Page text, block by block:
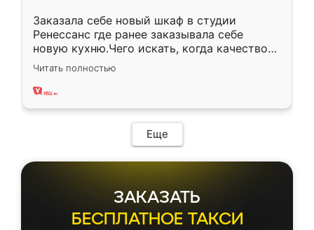
Заказала себе новый шкаф в студии
Ренессанс где ранее заказывала себе
новую кухню.Чего искать, когда качеством
вполне довольна. Служит кухня уже почти
два года, нареканий нет.
Читать полностью
Еще
ЗАКАЗАТЬ
БЕСПЛАТНОЕ ТАКСИ